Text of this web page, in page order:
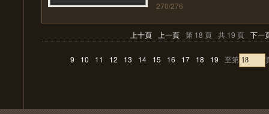
270/276
上十頁 上一頁 第 18 頁 共 19 頁 下一
9 10 11 12 13 14 15 16 17 18 19 至第